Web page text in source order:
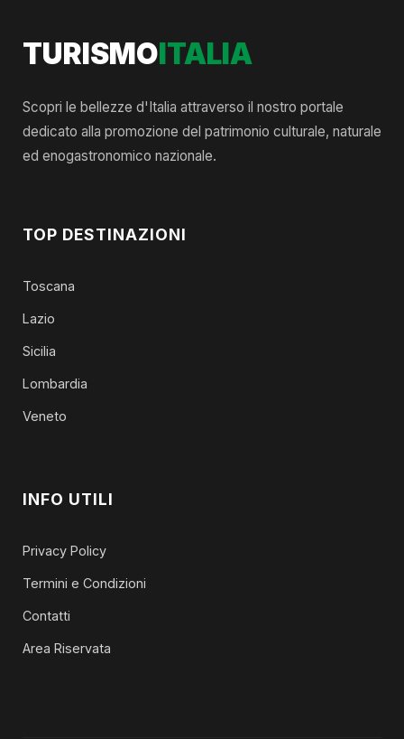
TURISMOITALIA
Scopri le bellezze d'Italia attraverso il nostro portale
dedicato alla promozione del patrimonio culturale, naturale
ed enogastronomico nazionale.
TOP DESTINAZIONI
Toscana
Lazio
Sicilia
Lombardia
Veneto
INFO UTILI
Privacy Policy
Termini e Condizioni
Contatti
Area Riservata